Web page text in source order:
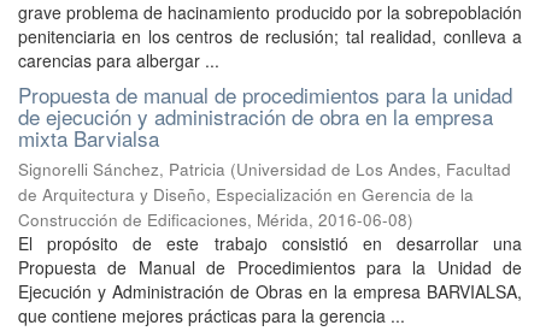
grave problema de hacinamiento producido por la sobrepoblación
penitenciaria en los centros de reclusión; tal realidad, conlleva a
carencias para albergar ...
Propuesta de manual de procedimientos para la unidad
de ejecución y administración de obra en la empresa
mixta Barvialsa
Signorelli Sánchez, Patricia (Universidad de Los Andes, Facultad
de Arquitectura y Diseño, Especialización en Gerencia de la
Construcción de Edificaciones, Mérida, 2016-06-08)
El propósito de este trabajo consistió en desarrollar una
Propuesta de Manual de Procedimientos para la Unidad de
Ejecución y Administración de Obras en la empresa BARVIALSA,
que contiene mejores prácticas para la gerencia ...